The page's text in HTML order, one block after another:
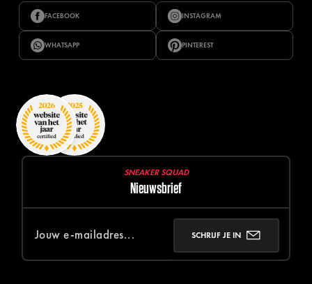
FACEBOOK INSTAGRAM
WHATSAPP PINTEREST
SNEAKER SQUAD
Nieuwsbrief
SCHRIJF JE IN